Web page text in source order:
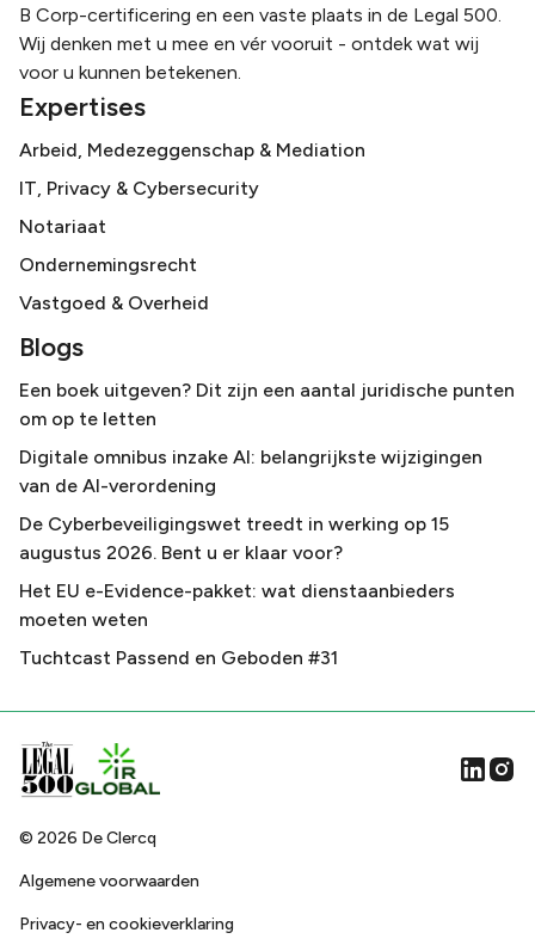
B Corp-certificering en een vaste plaats in de Legal 500.
Wij denken met u mee en vér vooruit - ontdek wat wij
voor u kunnen betekenen.
Expertises
Arbeid, Medezeggenschap & Mediation
IT, Privacy & Cybersecurity
Notariaat
Ondernemingsrecht
Vastgoed & Overheid
Blogs
Een boek uitgeven? Dit zijn een aantal juridische punten
om op te letten
Digitale omnibus inzake AI: belangrijkste wijzigingen
van de AI-verordening
De Cyberbeveiligingswet treedt in werking op 15
augustus 2026. Bent u er klaar voor?
Het EU e-Evidence-pakket: wat dienstaanbieders
moeten weten
Tuchtcast Passend en Geboden #31
© 2026 De Clercq
Algemene voorwaarden
Privacy- en cookieverklaring